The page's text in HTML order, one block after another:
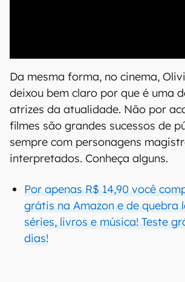
Da mesma forma, no cinema,
deixou bem claro por que é uma
atrizes da atualidade. Não por
filmes são grandes sucessos de
sempre com personagens
interpretados. Conheça alguns.
Por apenas R$ 14,90 você
grátis na Amazon e de quebra
séries, livros e música! Teste
dias!